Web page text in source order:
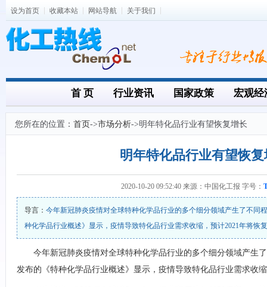
设为首页 收藏本站 网站导航 关于我们
首 页 行业资讯 国家政策 宏观经
您所在的位置： 首页->市场分析->明年特化品行业有望恢复增长
明年特化品行业有望恢
2020-10-20 09:52:40 来源：中国化工报 字号：
导言： 今年新冠肺炎疫情对全球特种化学品行业的多个细分领域产生了不同
种化学品行业概述》显示，疫情导致特化品行业需求收缩，预计2021年将恢
今年新冠肺炎疫情对全球特种化学品行业的多个细分领域产生
发布的《特种化学品行业概述》显示，疫情导致特化品行业需求收